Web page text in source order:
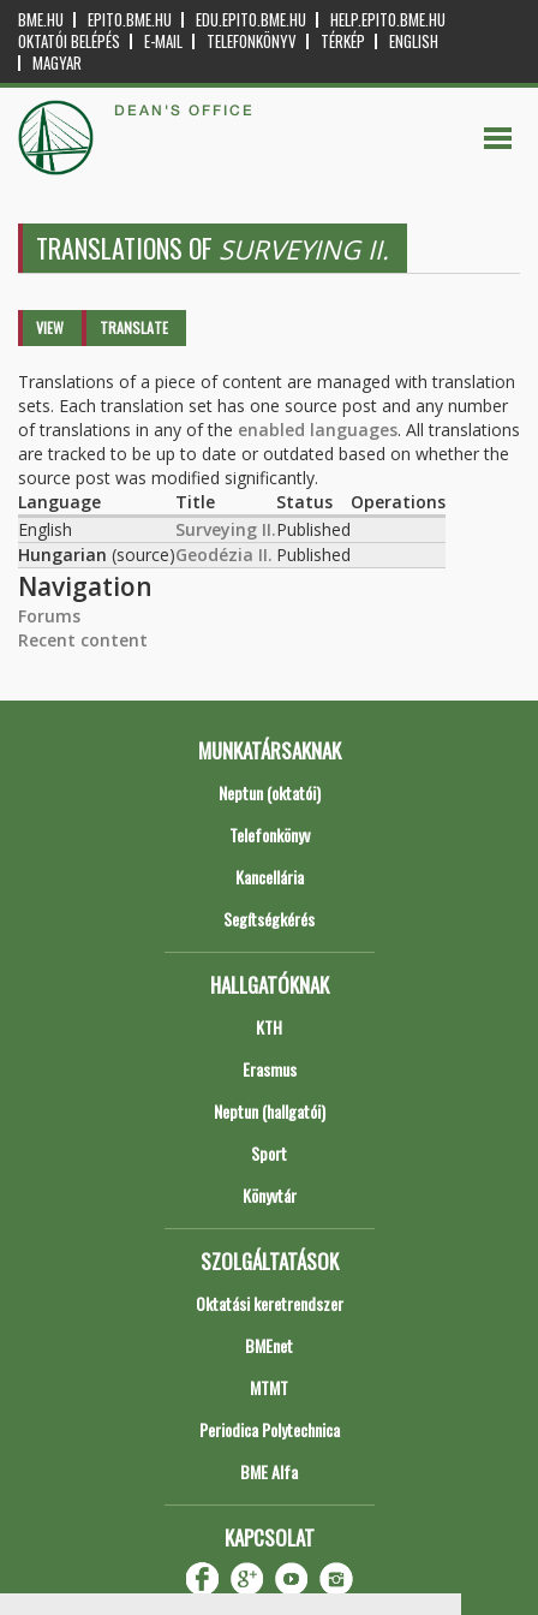
BME.HU EPITO.BME.HU EDU.EPITO.BME.HU
HELP.EPITO.BME.HU
OKTATÓI BELÉPÉS
E-MAIL TELEFONKÖNYV TÉRKÉP
ENGLISH
MAGYAR
DEAN'S OFFICE
TRANSLATIONS OF SURVEYING II.
Primary tabs
VIEW TRANSLATE
Translations of a piece of content are managed with translation
sets. Each translation set has one source post and any number
of translations in any of the enabled languages. All translations
are tracked to be up to date or outdated based on whether the
source post was modified significantly.
Language
Title Status
Operations
English
Surveying II.Published
Hungarian (source)Geodézia II. Published
Navigation
Forums
Recent content
MUNKATÁRSAKNAK
Neptun (oktatói)
Telefonkönyv
Kancellária
Segítségkérés
HALLGATÓKNAK
KTH
Erasmus
Neptun (hallgatói)
Sport
Könyvtár
SZOLGÁLTATÁSOK
Oktatási keretrendszer
BMEnet
MTMT
Periodica Polytechnica
BME Alfa
KAPCSOLAT